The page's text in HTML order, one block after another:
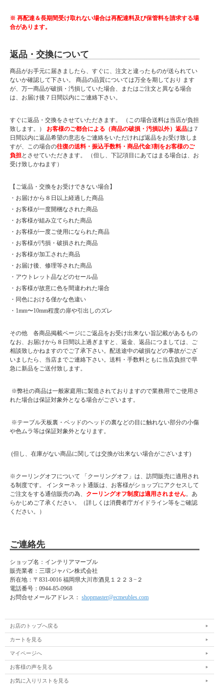
■納期表記について
当店商品はメーカー取扱商品も販売中の為、稀に在庫切れの場合もございます。
※ 再配達＆長期間受け取れない場合は再配達料及び保管料を請求する場
合があります。
返品・交換について
商品がお手元に届きましたら、すぐに、注文と違ったものが送られてい
ないか確認して下さい。 商品の品質については万全を期しており ます
が、万一商品が破損・汚損していた場合、またはご注文と異なる場合
は、お届け後７日間以内にご連絡下さい。
すぐに返品・交換をさせていただきます。 （この場合送料は当店が負担
致します。） お客様のご都合による（商品の破損・汚損以外）返品は７
日間以内に返品希望の意志をご連絡をいただければ返品をお受け致しま
すが、この場合の往復の送料・振込手数料・商品代金3割をお客様のご
負担とさせていただきます。 （但し、下記項目にあてはまる場合は、お
受け致しかねます）
【ご返品・交換をお受けできない場合】
・お届けから８日以上経過した商品
・お客様が一度開梱なされた商品
・お客様が組み立てられた商品
・お客様が一度ご使用になられた商品
・お客様が汚損・破損された商品
・お客様が加工された商品
・お届け後、修理等された商品
・アウトレット品などのセール品
・お客様が故意に色を間違われた場合
・同色における僅かな色違い
・1mm〜10mm程度の扉や引出しのズレ
その他 各商品掲載ページにご返品をお受け出来ない旨記載があるもの
なお、お届けから８日間以上過ぎますと、返金、返品につましては、ご
相談致しかねますのでご了承下さい。配送途中の破損などの事故がござ
いましたら、当店までご連絡下さい。送料・手数料ともに当店負担で早
急に新品をご送付致します。
※弊社の商品は一般家庭用に製造されておりますので業務用でご使用さ
れた場合は保証対象外となる場合がございます。
※テーブル天板裏・ベッドのヘッドの裏などの目に触れない部分の小傷
や色ムラ等は保証対象外となります。
(但し、在庫がない商品に関しては交換が出来ない場合がございます)
※クーリングオフについて 「クーリングオフ」は、訪問販売に適用され
る制度です。 インターネット通販は、お客様がショップにアクセスして
ご注文をする通信販売の為、 クーリングオフ制度は適用されません。あ
らかじめご了承ください。（詳しくは消費者庁ガイドライン等をご確認
ください。）
ご連絡先
ショップ名：インテリアマーブル
販売業者：三環ジャパン株式会社
所在地： 〒831-0016 福岡県大川市酒見１２２３−２
電話番号： 0944-85-0968
お問合せメールアドレス： shopmaster@ecmeubles.com
お店のトップへ戻る
カートを見る
マイページへ
お客様の声を見る
お気に入りリストを見る